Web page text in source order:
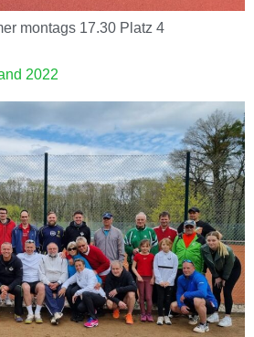
montags 17.30 Platz 4
2022